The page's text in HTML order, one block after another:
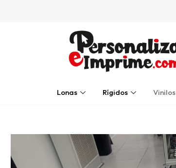
Lonas Rígidos Vinilos